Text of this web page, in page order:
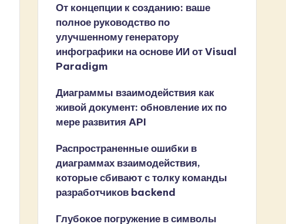
От концепции к созданию: ваше
полное руководство по
улучшенному генератору
инфографики на основе ИИ от Visual
Paradigm
Диаграммы взаимодействия как
живой документ: обновление их по
мере развития API
Распространенные ошибки в
диаграммах взаимодействия,
которые сбивают с толку команды
разработчиков backend
Глубокое погружение в символы